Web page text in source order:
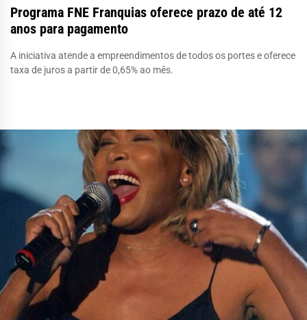
Programa FNE Franquias oferece prazo de até 12
anos para pagamento
A iniciativa atende a empreendimentos de todos os portes e oferece
taxa de juros a partir de 0,65% ao mês.